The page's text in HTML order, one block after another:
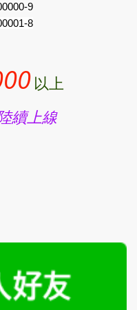
9
8
以上
續上線